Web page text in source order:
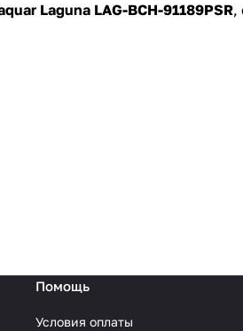
Laguna LAG-BCH-91189PSR,
Помощь
Условия оплаты